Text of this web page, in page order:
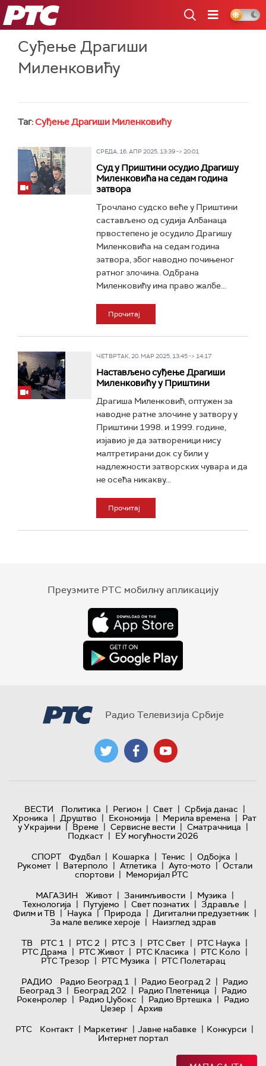
РТС
Суђење Драгиши
Миленковићу
Таг:Суђење Драгиши Миленковићу
СРЕДА, 16. АПР 2025, 13:39 -> 20:01
Суд у Приштини осудио Драгишу
Миленковића на седам година
затвора
Трочлано судско веће у Приштини
састављено од судија Албанаца
првостепено је осудило Драгишу
Миленковића на седам година
затвора, због наводно почињеног
ратног злочина. Одбрана
Миленковићу има право жалбе...
Прочитај
ЧЕТВРТАК, 20. МАР 2025, 13:45 -> 14:17
Настављено суђење Драгиши
Миленковићу у Приштини
Драгиша Миленковић, оптужен за
наводне ратне злочине у затвору у
Приштини 1998. и 1999. године,
изјавио је да затвореници нису
малтретирани док су били у
надлежности затворских чувара и да
не осећа никакву...
Прочитај
Преузмите РТС мобилну апликацију
Радио Телевизија Србије
ВЕСТИ Политика | Регион | Свет | Србија данас |
Хроника | Друштво | Економија | Мерила времена | Рат
у Украјини | Време | Сервисне вести | Сматрачница |
Подкаст | ЕУ могућности 2026
СПОРТ
Фудбал | Кошарка | Тенис | Одбојка |
Рукомет | Ватерполо | Атлетика | Ауто-мото | Остали
спортови | Меморијал РТС
МАГАЗИН
Живот | Занимљивости | Музика |
Технологијa | Путујемо | Свет познатих | Здравље |
Филм и ТВ | Наука | Природа | Дигитални предузетник |
За мале велике хероје | Наизглед здрав
ТВ
РТС 1 | РТС 2 | РТС 3 | РТС Свет | РТС Наука |
РТС Драма | РТС Живот | РТС Класика | РТС Коло |
РТС Трезор | РТС Музика | РТС Полетарац
РАДИО
Радио Београд 1 | Радио Београд 2 | Радио
Београд 3 | Београд 202 | Радио Плетеница | Радио
Рокенролер | Радио Џубокс | Радио Вртешка | Радио
Џезер | Архив
РТС
Контакт | Маркетинг | Јавне набавке | Конкурси |
Интернет портал